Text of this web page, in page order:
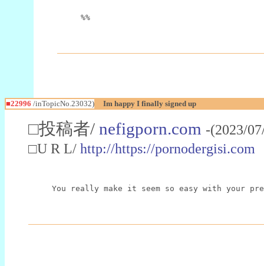
%%
■22996 /inTopicNo.23032) Im happy I finally signed up
□投稿者/ nefigporn.com -(2023/
□U R L/ http://https://pornodergisi.com
You really make it seem so easy with your